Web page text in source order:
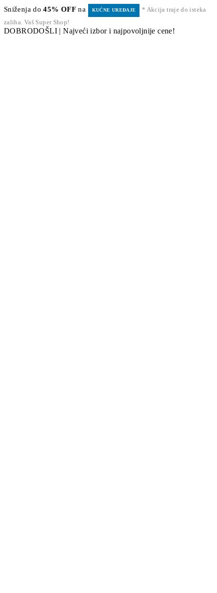
Sniženja do45% OFF na KUĆNE UREĐAJE
* Akcija traje do isteka
zaliha. Vaš Super Shop!
DOBRODOŠLI | Najveći izbor i najpovoljnije cene!